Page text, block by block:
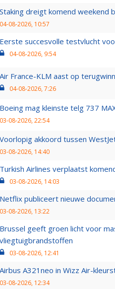
Staking dreigt komend weekend
04-08-2026, 10:57
Eerste succesvolle testvlucht
04-08-2026, 9:54
Air France-KLM aast op
04-08-2026, 7:26
Boeing mag kleinste telg 737
03-08-2026, 22:54
Voorlopig akkoord tussen
03-08-2026, 14:40
Turkish Airlines verplaatst
03-08-2026, 14:03
Netflix publiceert nieuwe
03-08-2026, 13:22
Brussel geeft groen licht voor
vliegtuigbrandstoffen
03-08-2026, 12:41
Airbus A321neo in Wizz Air-
03-08-2026, 12:34